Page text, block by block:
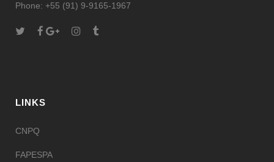
Phone: +55 (91) 9-9165-1967
LINKS
CNPQ
FAPESPA